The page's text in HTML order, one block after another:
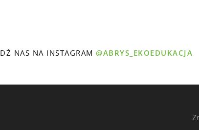
NAS NA INSTAGRAM@ABRYS_EKOEDUKACJA